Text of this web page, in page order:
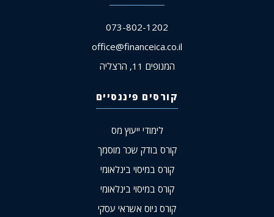
073-802-1202
office@financeica.co.il
המנופים 11, הרצליה
קורסים פיננסיים
לימודי ייעוץ מס
קורס בודק שכר מוסמך
קורס במיסוי בינלאומי
קורס במיסוי בינלאומי
קורס גיוס אשראי עסקי